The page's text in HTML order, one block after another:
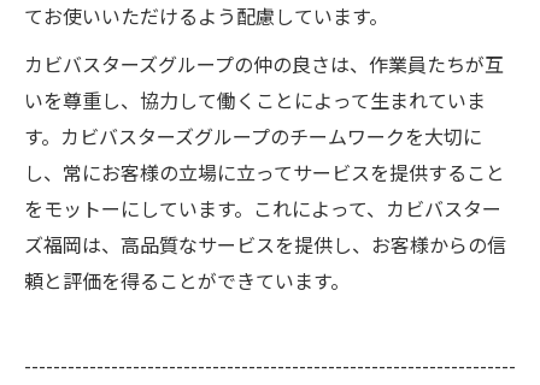
てお使いいただけるよう配慮しています。
カビバスターズグループの仲の良さは、作業員たちが互
いを尊重し、協力して働くことによって生まれていま
す。カビバスターズグループのチームワークを大切に
し、常にお客様の立場に立ってサービスを提供すること
をモットーにしています。これによって、カビバスター
ズ福岡は、高品質なサービスを提供し、お客様からの信
頼と評価を得ることができています。
--------------------------------------------------------------------